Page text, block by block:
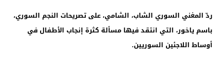
ردّ المغني السوري الشاب، الشامي، على تصريحات النجم السوري،
باسم ياخور، التي انتقد فيها مسألة كثرة إنجاب الأطفال في
أوساط اللاجئين السوريين.